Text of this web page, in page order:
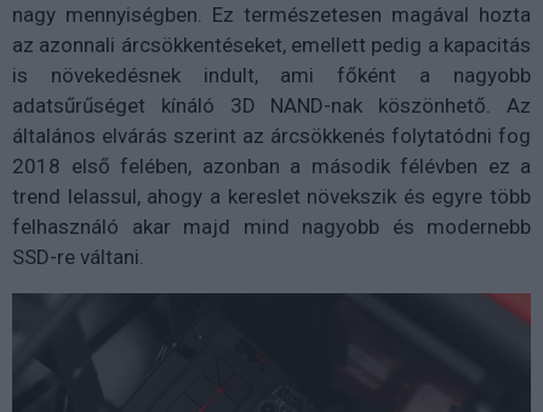
nagy mennyiségben. Ez természetesen magával hozta
az azonnali árcsökkentéseket, emellett pedig a kapacitás
is növekedésnek indult, ami főként a nagyobb
adatsűrűséget kínáló 3D NAND-nak köszönhető. Az
általános elvárás szerint az árcsökkenés folytatódni fog
2018 első felében, azonban a második félévben ez a
trend lelassul, ahogy a kereslet növekszik és egyre több
felhasználó akar majd mind nagyobb és modernebb
SSD-re váltani.